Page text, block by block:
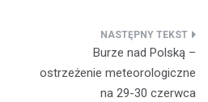
Burze nad Polską –
ostrzeżenie meteorologiczne
na 29-30 czerwca